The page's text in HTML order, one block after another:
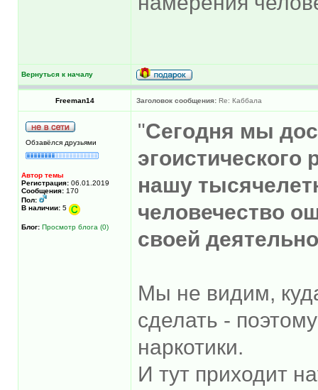
Вернуться к началу
Freeman14 Заголовок сообщения: Re: Каббала
Обзавёлся друзьями
Автор темы
Регистрация: 06.01.2019
Сообщения: 170
Пол:
В наличии: 5
Блог: Просмотр блога (0)
"Сегодня мы
нашу
человечество
своей
Мы не видим,
сделать -
наркотики.
И тут приходит